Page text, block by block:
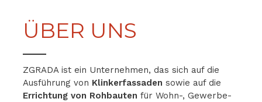
ÜBER UNS
ZGRADA ist ein Unternehmen, das sich auf die
Ausführung von Klinkerfassaden sowie auf die
Errichtung von Rohbauten für Wohn-, Gewerbe-